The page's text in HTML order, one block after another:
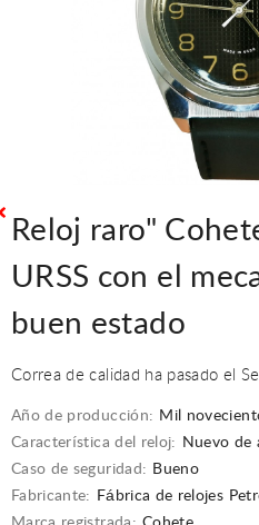
Reloj raro"
URSS con el
buen estado
Correa de calidad ha pasado el
Año de producción: Mil
Característica del reloj:
Nuevo de
Caso de seguridad: Bueno
Fabricante:
Fábrica de relojes